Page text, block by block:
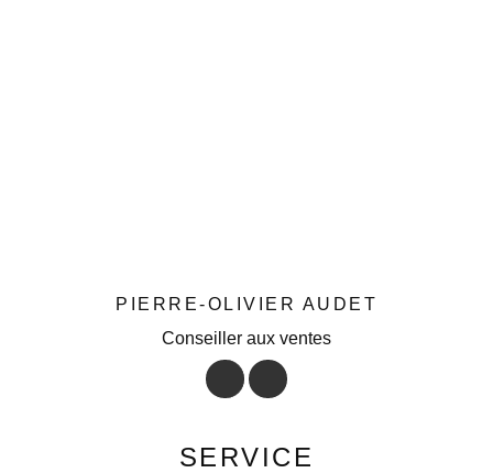
PIERRE-OLIVIER AUDET
Conseiller aux ventes
SERVICE